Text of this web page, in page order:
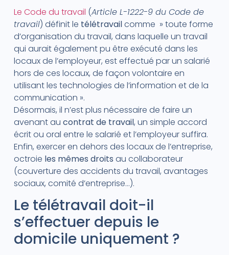
Le Code du travail (Article L-1222-9 du Code de
travail) définit le télétravailcomme » toute forme
d’organisation du travail, dans laquelle un travail
qui aurait également pu être exécuté dans les
locaux de l’employeur, est effectué par un salarié
hors de ces locaux, de façon volontaire en
utilisant les technologies de l’information et de la
communication ».
Désormais, il n’est plus nécessaire de faire un
avenant au contrat de travail, un simple accord
écrit ou oral entre le salarié et l’employeur suffira.
Enfin, exercer en dehors des locaux de l’entreprise,
octroie les mêmes droits au collaborateur
(couverture des accidents du travail, avantages
sociaux, comité d’entreprise…).
Le télétravail doit-il
s’effectuer depuis le
domicile uniquement ?